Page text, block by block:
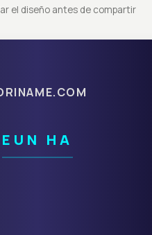
el diseño antes de compartir
EUN HA